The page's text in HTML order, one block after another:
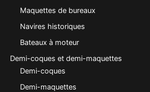
Maquettes de bureaux
Navires historiques
Bateaux à moteur
Demi-coques et demi-maquettes
Demi-coques
Demi-maquettes